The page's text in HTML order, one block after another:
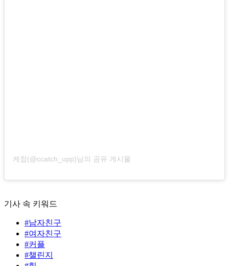
케찹(@ccatch_upp)님의 공유 게시물
기사 속 키워드
#남자친구
#여자친구
#커플
#챌린지